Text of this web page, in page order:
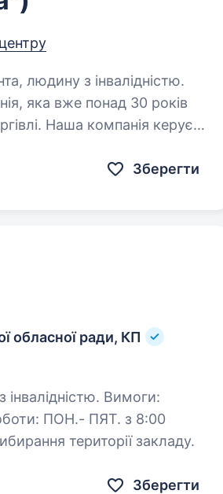
людину з інвалідністю.
яка вже понад 30 років
Наша компанія керує
Зберегти
обласної ради, КП
Вимоги:
ПОН.- ПЯТ. з 8:00
території закладу.
Зберегти